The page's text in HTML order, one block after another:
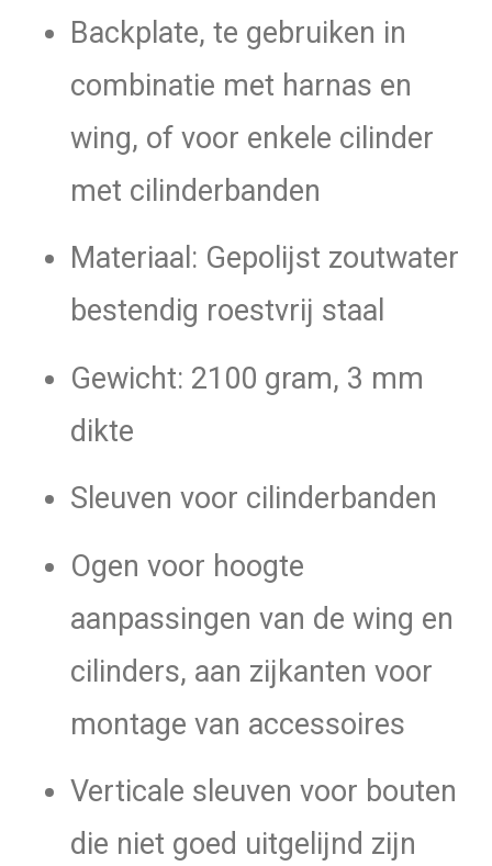
aantal
Backplate, te gebruiken in
combinatie met harnas en
wing, of voor enkele cilinder
met cilinderbanden
Materiaal: Gepolijst zoutwater
bestendig roestvrij staal
Gewicht: 2100 gram, 3 mm
dikte
Sleuven voor cilinderbanden
Ogen voor hoogte
aanpassingen van de wing en
cilinders, aan zijkanten voor
montage van accessoires
Verticale sleuven voor bouten
die niet goed uitgelijnd zijn